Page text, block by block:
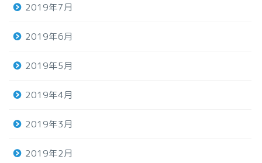
2019年7月
2019年6月
2019年5月
2019年4月
2019年3月
2019年2月